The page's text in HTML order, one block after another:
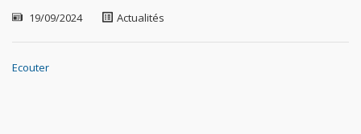
19/09/2024 Actualités
Ecouter